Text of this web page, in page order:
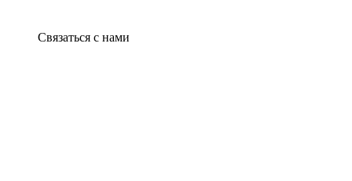
Связаться с нами